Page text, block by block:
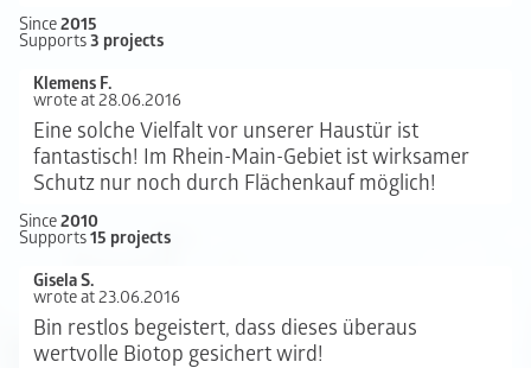
Since2015
Supports3 projects
Klemens F.
wrote at 28.06.2016
Eine solche Vielfalt vor unserer Haustür ist
fantastisch! Im Rhein-Main-Gebiet ist wirksamer
Schutz nur noch durch Flächenkauf möglich!
Since2010
Supports15 projects
Gisela S.
wrote at 23.06.2016
Bin restlos begeistert, dass dieses überaus
wertvolle Biotop gesichert wird!